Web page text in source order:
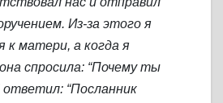
Из-за этого я
к матери, а когда я
спросила: “Почему ты
ответил: “Посланник